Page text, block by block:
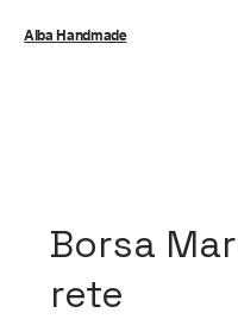
Alba Handmade
Borsa
rete